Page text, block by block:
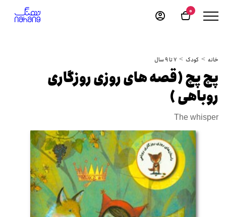
0
خانه کودک 7 تا 9 سال
پچ پچ (قصه های روزی روزگاری
روباهی )
The whisper